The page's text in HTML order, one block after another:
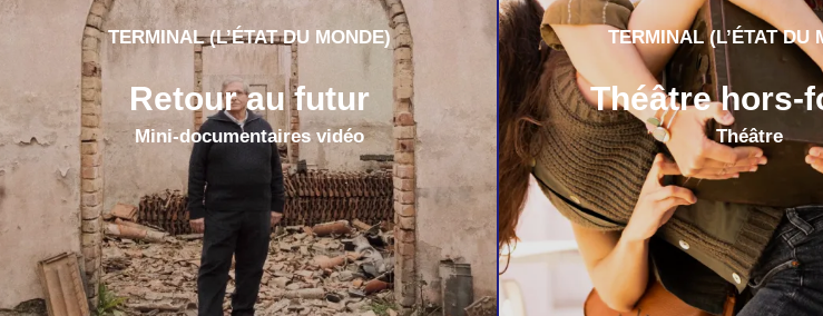
TERMINAL (L’ÉTAT DU MONDE)
Retour au futur
Mini-documentaires vidéo
TERMINAL (L’ÉTAT DU
Théâtre hors-
Théâtre